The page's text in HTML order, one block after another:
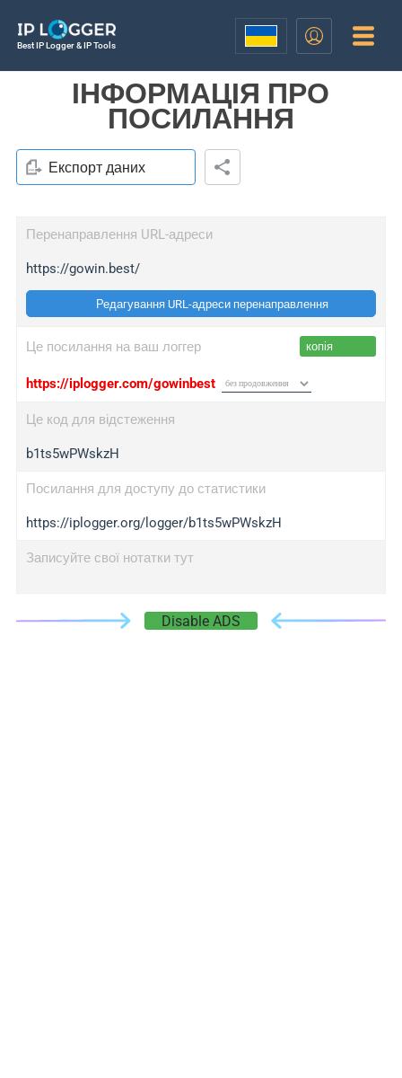
Best IP Logger & IP Tools
ІНФОРМАЦІЯ ПРО
ПОСИЛАННЯ
Експорт даних
Перенаправлення URL-адреси
https://gowin.best/
Редагування URL-адреси перенаправлення
Це посилання на ваш логгер копія
https://iplogger.com/gowinbest
Це код для відстеження
b1ts5wPWskzH
Посилання для доступу до статистики
https://iplogger.org/logger/b1ts5wPWskzH
Записуйте свої нотатки тут
Disable ADS